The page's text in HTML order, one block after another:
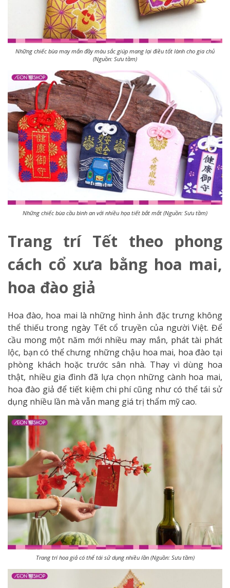
Những chiếc bùa may mắn đầy màu sắc giúp mang lại điều tốt lành cho gia chủ
(Nguồn: Sưu tầm)
Những chiếc bùa cầu bình an với nhiều họa tiết bắt mắt (Nguồn: Sưu tầm)
Trang trí Tết theo phong
cách cổ xưa bằng hoa mai,
hoa đào giả
Hoa đào, hoa mai là những hình ảnh đặc trưng không
thể thiếu trong ngày Tết cổ truyền của người Việt. Để
cầu mong một năm mới nhiều may mắn, phát tài phát
lộc, bạn có thể chưng những chậu hoa mai, hoa đào tại
phòng khách hoặc trước sân nhà. Thay vì dùng hoa
thật, nhiều gia đình đã lựa chọn những cành hoa mai,
hoa đào giả để tiết kiệm chi phí cũng như có thể tái sử
dụng nhiều lần mà vẫn mang giá trị thẩm mỹ cao.
Trang trí hoa giả có thể tái sử dụng nhiều lần (Nguồn: Sưu tầm)